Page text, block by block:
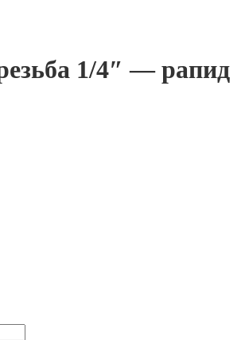
1/4″ — рапид